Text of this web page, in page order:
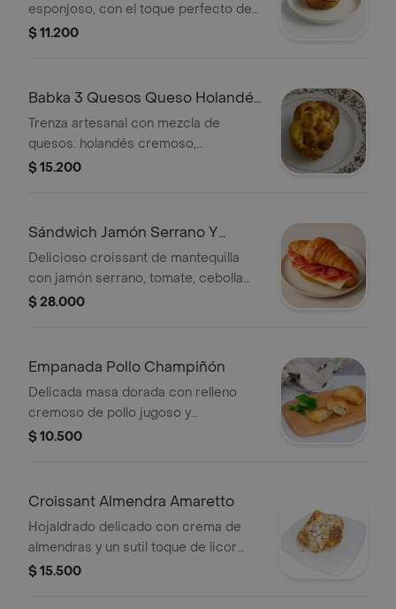
esponjoso, con el toque perfecto de
canela y glaseado dulce.
$ 11.200
Babka 3 Quesos Queso Holandés
Mozzarella Y Parmesano
Trenza artesanal con mezcla de
quesos: holandés cremoso,
mozzarella fundente y parmesano
$ 15.200
Sándwich Jamón Serrano Y
Queso
Delicioso croissant de mantequilla
con jamón serrano, tomate, cebolla
encurtida y pepino.
$ 28.000
Empanada Pollo Champiñón
Delicada masa dorada con relleno
cremoso de pollo jugoso y
champiñones frescos salteados,
$ 10.500
Croissant Almendra Amaretto
Hojaldrado delicado con crema de
almendras y un sutil toque de licor
Amaretto, coronado con finas láminas
$ 15.500